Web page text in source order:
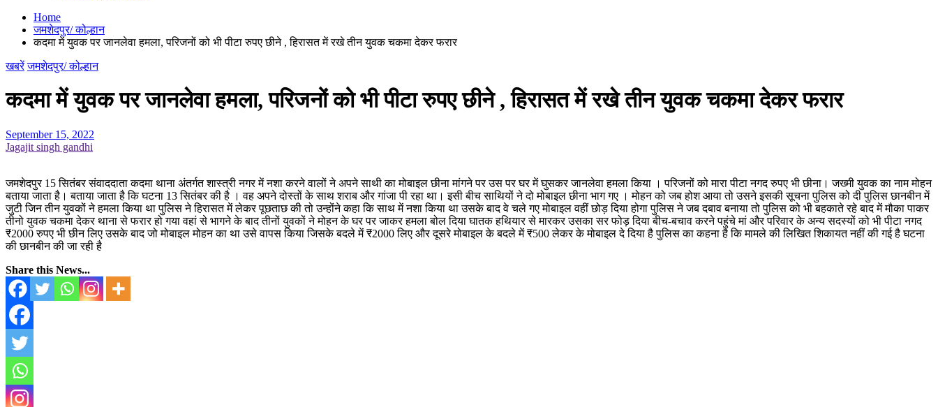
Home
जमशेदपुर/ कोल्हान
कदमा में युवक पर जानलेवा हमला, परिजनों को भी पीटा रुपए छीने , हिरासत में रखे तीन युवक चकमा देकर फरार
खबरें जमशेदपुर/ कोल्हान
कदमा में युवक पर जानलेवा हमला, परिजनों को भी पीटा रुपए छीने , हिरासत में रखे तीन युवक चकमा देकर फरार
September 15, 2022
Jagajit singh gandhi
जमशेदपुर 15 सितंबर संवाददाता कदमा थाना अंतर्गत शास्त्री नगर में नशा करने वालों ने अपने साथी का मोबाइल छीना मांगने पर उस पर घर में घुसकर जानलेवा हमला किया । परिजनों को मारा पीटा नगद रुपए भी छीना। जख्मी युवक का नाम मोहन
बताया जाता है। बताया जाता है कि घटना 13 सितंबर की है । वह अपने दोस्तों के साथ शराब और गांजा पी रहा था। इसी बीच साथियों ने दो मोबाइल छीना भाग गए । मोहन को जब होश आया तो उसने इसकी सूचना पुलिस को दी पुलिस छानबीन में
जुटी जिन तीन युवकों ने हमला किया था पुलिस ने हिरासत में लेकर पूछताछ की तो उन्होंने कहा कि साथ में नशा किया था उसके बाद वे चले गए मोबाइल वहीं छोड़ दिया होगा पुलिस ने जब दबाव बनाया तो पुलिस को भी बहकाते रहे बाद में मौका पाकर
तीनो युवक चकमा देकर थाना से फरार हो गया वहां से भागने के बाद तीनों युवकों ने मोहन के घर पर जाकर हमला बोल दिया घातक हथियार से मारकर उसका सर फोड़ दिया बीच-बचाव करने पहुंचे मां और परिवार के अन्य सदस्यों को भी पीटा नगद
₹2000 रुपए भी छीन लिए उसके बाद जो मोबाइल मोहन का था उसे वापस किया जिसके बदले में ₹2000 लिए और दूसरे मोबाइल के बदले में ₹500 लेकर के मोबाइल दे दिया है पुलिस का कहना है कि मामले की लिखित शिकायत नहीं की गई है घटना
की छानबीन की जा रही है
Share this News...